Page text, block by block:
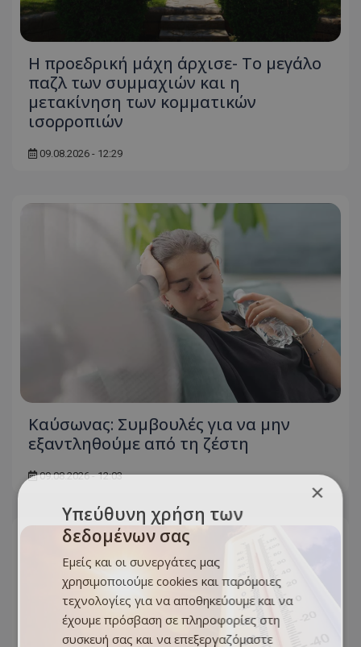
Η προεδρική μάχη άρχισε- Το μεγάλο
παζλ των συμμαχιών και η
μετακίνηση των κομματικών
ισορροπιών
09.08.2026 - 12:29
Kαύσωνας: Συμβουλές για να μην
εξαντληθούμε από τη ζέστη
09.08.2026 - 12:03
×
Υπεύθυνη χρήση των
δεδομένων σας
Εμείς και οι συνεργάτες μας
χρησιμοποιούμε cookies και παρόμοιες
τεχνολογίες για να αποθηκεύουμε και να
έχουμε πρόσβαση σε πληροφορίες στη
συσκευή σας και να επεξεργαζόμαστε